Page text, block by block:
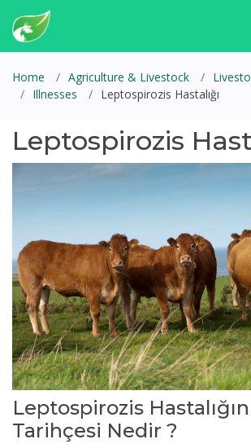
Home Agriculture & Livestock
Illnesses
Leptospirozis Hastalığı
Leptospirozis
Leptospirozis
Tarihçesi Nedir ?